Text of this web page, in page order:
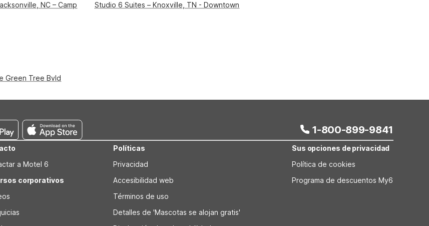
NC – Camp
Studio 6 Suites – Knoxville, TN - Downtown
Green Tree Bvld
1-800-899-9841
a Motel 6
corporativos
Políticas
Privacidad
Accesibilidad web
Términos de uso
Detalles de 'Mascotas se alojan gratis'
Sus opciones de privacidad
Política de cookies
Programa de descuentos My6